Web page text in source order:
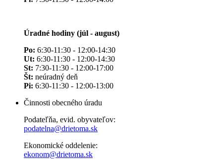
Úradné hodiny (júl - august)
Po: 6:30-11:30 - 12:00-14:30
Ut: 6:30-11:30 - 12:00-14:30
St: 7:30-11:30 - 12:00-17:00
Št: neúradný deň
Pi: 6:30-11:30 - 12:00-13:00
Činnosti obecného úradu
Podateľňa, evid. obyvateľov:
podatelna@drietoma.sk
Ekonomické oddelenie:
ekonom@drietoma.sk